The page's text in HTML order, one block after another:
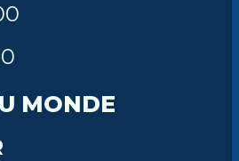
MONDE